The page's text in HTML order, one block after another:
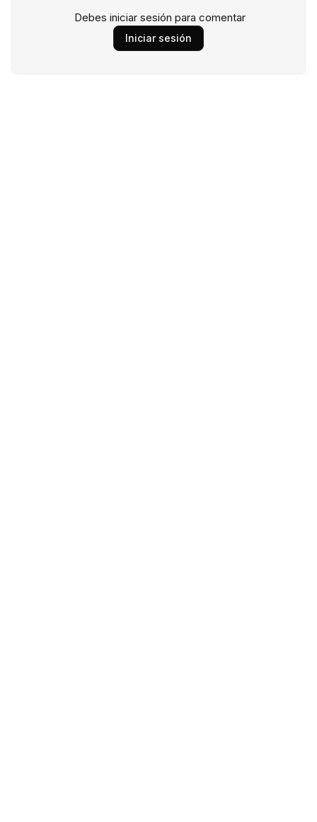
Debes iniciar sesión para comentar
Iniciar sesión